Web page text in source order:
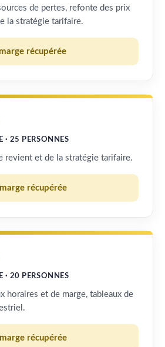
de pertes, refonte des prix
la stratégie tarifaire.
récupérée
· 25 PERSONNES
revient et de la stratégie tarifaire.
récupérée
· 20 PERSONNES
horaires et de marge, tableaux de
récupérée